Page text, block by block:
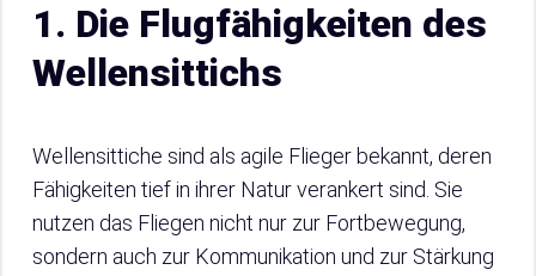
1. Die Flugfähigkeiten des
Wellensittichs
Wellensittiche sind als agile Flieger bekannt, deren
Fähigkeiten tief in ihrer Natur verankert sind. Sie
nutzen das Fliegen nicht nur zur Fortbewegung,
sondern auch zur Kommunikation und zur Stärkung